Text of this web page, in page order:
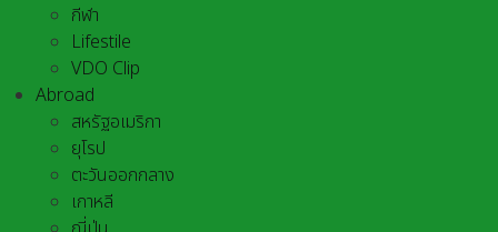
กีฬา
Lifestile
VDO Clip
Abroad
สหรัฐอเมริกา
ยุโรป
ตะวันออกกลาง
เกาหลี